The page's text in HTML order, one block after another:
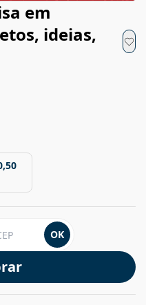
em
ideias,
OK